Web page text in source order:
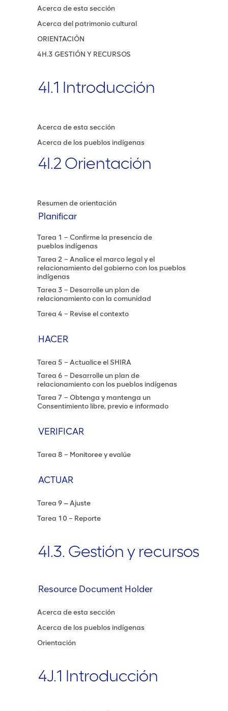
Acerca de esta sección
Acerca del patrimonio cultural
ORIENTACIÓN
4H.3 GESTIÓN Y RECURSOS
4I.1 Introducción
Acerca de esta sección
Acerca de los pueblos indígenas
4I.2 Orientación
Resumen de orientación
Planificar
Tarea 1 – Confirme la presencia de
pueblos indígenas
Tarea 2 – Analice el marco legal y el
relacionamiento del gobierno con los pueblos
indígenas
Tarea 3 – Desarrolle un plan de
relacionamiento con la comunidad
Tarea 4 – Revise el contexto
HACER
Tarea 5 – Actualice el SHIRA
Tarea 6 – Desarrolle un plan de
relacionamiento con los pueblos indígenas
Tarea 7 – Obtenga y mantenga un
Consentimiento libre, previo e informado
VERIFICAR
Tarea 8 – Monitoree y evalúe
ACTUAR
Tarea 9 ‒ Ajuste
Tarea 10 – Reporte
4I.3. Gestión y recursos
Resource Document Holder
Acerca de esta sección
Acerca de los pueblos indígenas
Orientación
4J.1 Introducción